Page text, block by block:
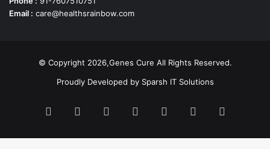
Email : care@healthsrainbow.com
© Copyright 2026,Genes Cure All Rights Reserved.
Proudly Developed by Sparsh IT Solutions
Facebook PinterestFlickr YouTubeBehance